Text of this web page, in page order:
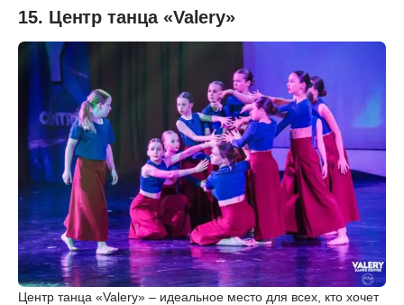
15. Центр танца «Valery»
Центр танца «Valery» – идеальное место для всех, кто хочет